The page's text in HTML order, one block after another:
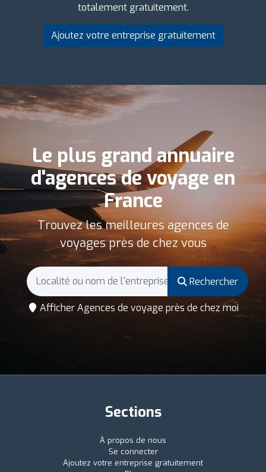
totalement gratuitement.
Ajoutez votre entreprise gratuitement
Le plus grand annuaire
d'agences de voyage en
France
Trouvez les meilleures agences de
voyages près de chez vous
Rechercher
Afficher Agences de voyage près de chez moi
Sections
À propos de nous
Se connecter
Ajoutez votre entreprise gratuitement